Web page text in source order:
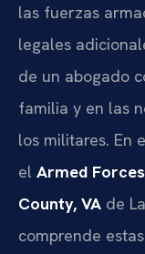
las fuerzas
legales
de un abogado
familia y en las
los militares. En
el Armed
County, VA de
comprende